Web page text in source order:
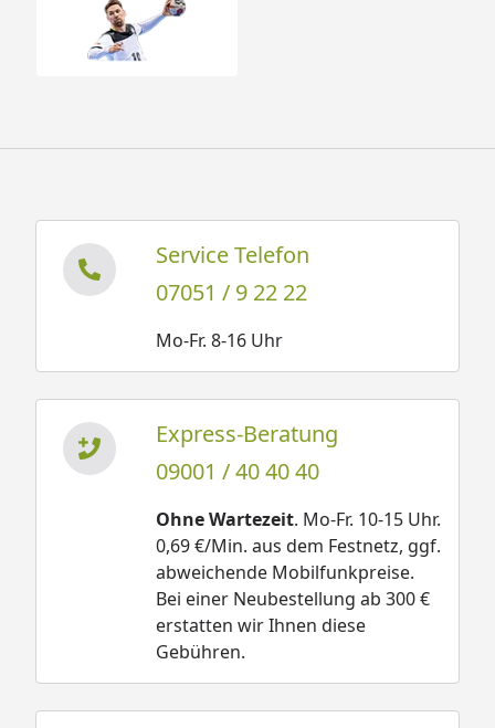
Service Telefon
07051 / 9 22 22
Mo-Fr. 8-16 Uhr
Express-Beratung
09001 / 40 40 40
Ohne Wartezeit. Mo-Fr. 10-15 Uhr.
0,69 €/Min. aus dem Festnetz, ggf.
abweichende Mobilfunkpreise.
Bei einer Neubestellung ab 300 €
erstatten wir Ihnen diese
Gebühren.